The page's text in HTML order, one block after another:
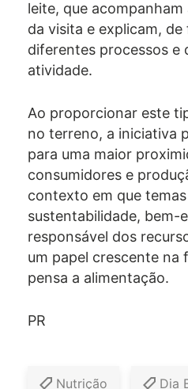
leite, que
da visita e explicam,
diferentes processos e
atividade.
Ao proporcionar este
no terreno, a iniciativa
para uma maior
consumidores e
contexto em que
sustentabilidade, bem-
responsável dos
um papel crescente na
pensa a alimentação.
PR
Nutrição Dia